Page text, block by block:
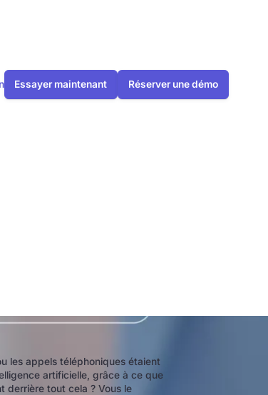
Essayer maintenant Réserver une démo
les appels téléphoniques étaient
artificielle, grâce à ce que
derrière tout cela ? Vous le